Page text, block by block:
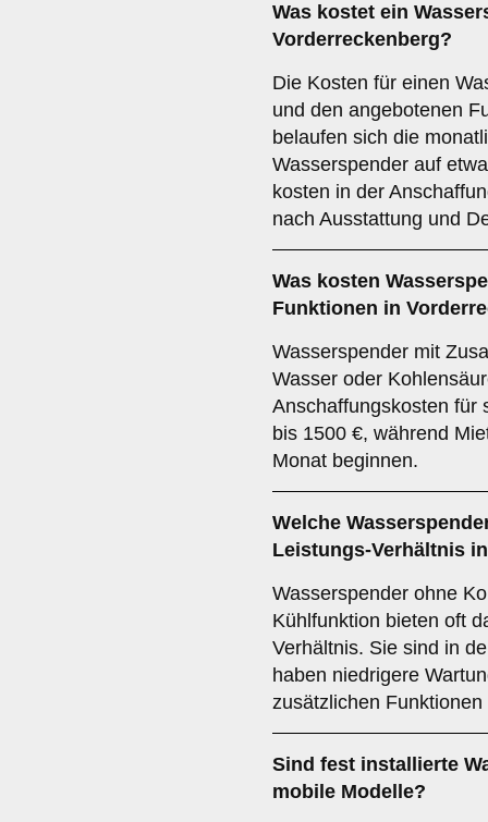
Was kostet ein
Vorderreckenberg?
Die Kosten für einen
und den angebotenen
belaufen sich die
Wasserspender auf
kosten in der
nach Ausstattung und
Was kosten
Funktionen in
Wasserspender mit
Wasser oder
Anschaffungskosten für
bis 1500 €, während
Monat beginnen.
Welche
Leistungs-Verhältnis
Wasserspender ohne
Kühlfunktion bieten oft
Verhältnis. Sie sind in
haben niedrigere
zusätzlichen
Sind fest installierte
mobile Modelle?